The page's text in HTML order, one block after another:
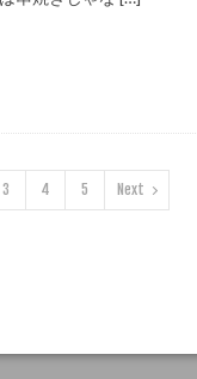
3 4 5 Next